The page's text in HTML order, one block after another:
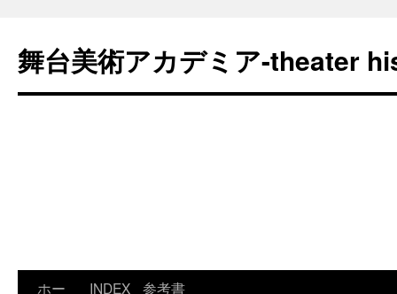
舞台美術アカデミア-theater
ホー
INDEX
参考書